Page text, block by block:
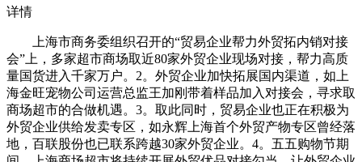
详情
上海市商务委组织召开的“贸易企业帮力外贸拓内销对接
会”上，多家超市商场取近80家外贸企业现场对接，帮力高质
量国货进入千家万户。2。外贸企业加快拓展国内渠道，如上
海金旺宠物公司运营总监王加刚带着样品加入对接会，寻求取
商场超市的合做机遇。3。取此同时，贸易企业也正在积极为
外贸企业供给发卖专区，如永辉上海首个外贸产物专区曾经落
地，百联股份也已联系跨越30家外贸企业。4。五五购物节期